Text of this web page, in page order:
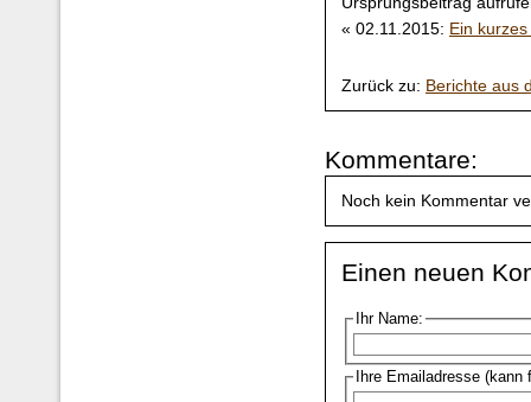
« 02.11.2015: Ein
Zurück zu: Berichte aus
Kommentare:
Noch kein Kommentar
Einen neuen
Ihr Name:
Ihre Emailadresse